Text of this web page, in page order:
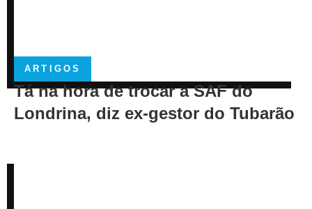
ARTIGOS
Tá na hora de trocar a SAF do
Londrina, diz ex-gestor do Tubarão